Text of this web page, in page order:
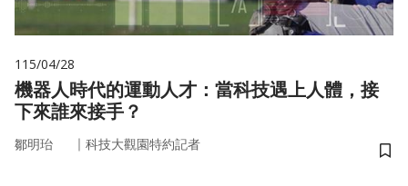
115/04/28
機器人時代的運動人才：當科技遇上人體，接
下來誰來接手？
鄒明珆 ｜ 科技大觀園特約記者
儲